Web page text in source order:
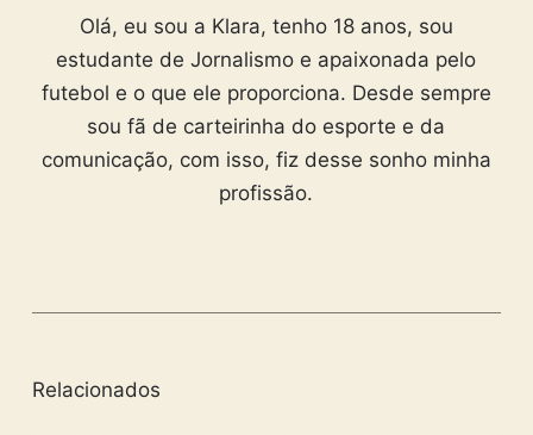
Olá, eu sou a Klara, tenho 18 anos, sou
estudante de Jornalismo e apaixonada pelo
futebol e o que ele proporciona. Desde sempre
sou fã de carteirinha do esporte e da
comunicação, com isso, fiz desse sonho minha
profissão.
Relacionados